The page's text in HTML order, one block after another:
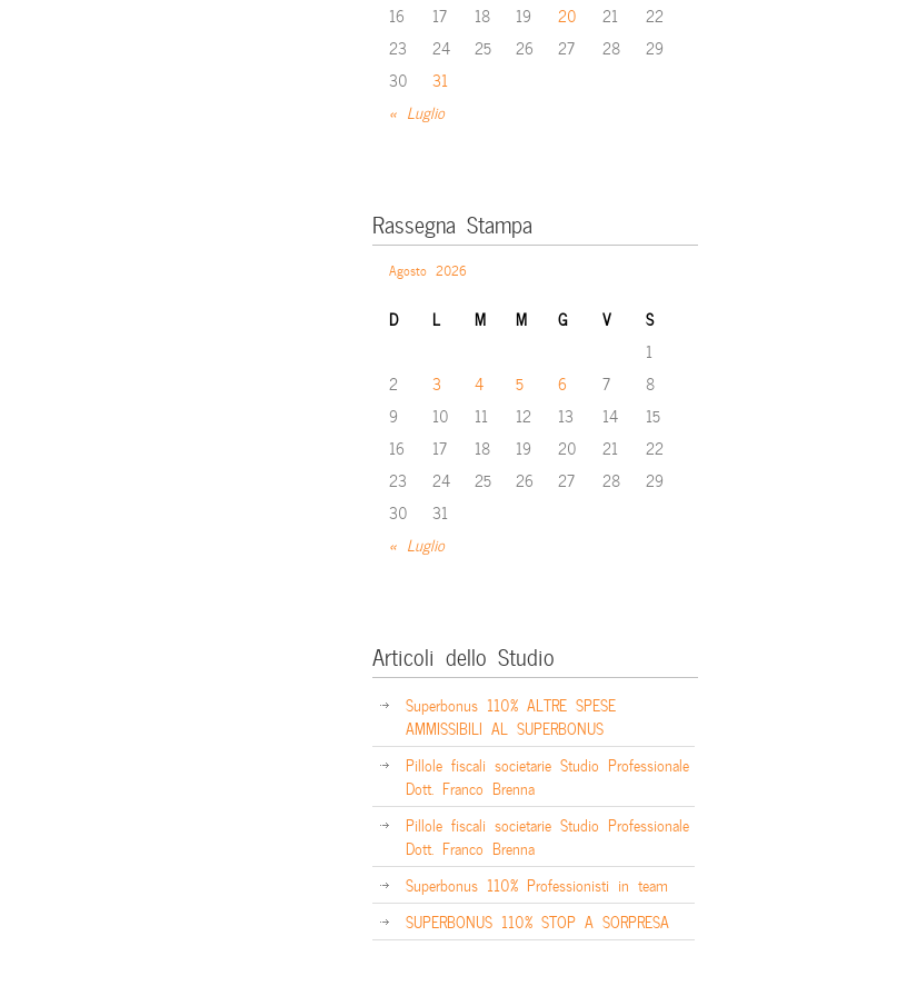
« Luglio
16
17 18 19 20 21
22
23
24 25 26 27 28
29
30
31
Rassegna Stampa
Agosto 2026
D L M M G V S
« Luglio
1
2
3 4 5 6 7
8
9
10 11 12 13 14
15
16
17 18 19 20 21
22
23
24 25 26 27 28
29
30
31
Articoli dello Studio
Superbonus 110% ALTRE SPESE
AMMISSIBILI AL SUPERBONUS
Pillole fiscali societarie Studio Professionale
Dott. Franco Brenna
Pillole fiscali societarie Studio Professionale
Dott. Franco Brenna
Superbonus 110% Professionisti in team
SUPERBONUS 110% STOP A SORPRESA